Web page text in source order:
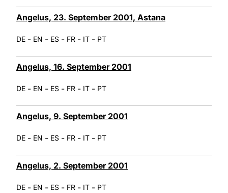
Angelus, 23. September 2001, Astana
DE - EN - ES - FR - IT - PT
Angelus, 16. September 2001
DE - EN - ES - FR - IT - PT
Angelus, 9. September 2001
DE - EN - ES - FR - IT - PT
Angelus, 2. September 2001
DE - EN - ES - FR - IT - PT